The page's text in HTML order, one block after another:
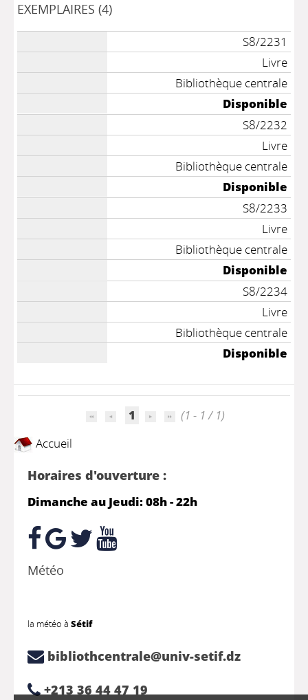
EXEMPLAIRES (4)
S8/2231
Livre
Bibliothèque centrale
Disponible
S8/2232
Livre
Bibliothèque centrale
Disponible
S8/2233
Livre
Bibliothèque centrale
Disponible
S8/2234
Livre
Bibliothèque centrale
Disponible
1
(1 - 1 / 1)
Accueil
Horaires d'ouverture :
Dimanche au Jeudi: 08h - 22h
Météo
la météo à Sétif
bibliothcentrale@univ-setif.dz
+213 36 44 47 19